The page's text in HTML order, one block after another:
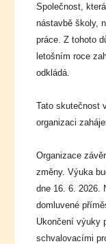
Společnost,
nástavbě školy,
práce. Z tohoto
letošním roce
odkládá.
Tato skutečnost
organizaci
Organizace
změny. Výuka
dne 16. 6. 2026.
domluvené
Ukončení výuky
schvalovacími